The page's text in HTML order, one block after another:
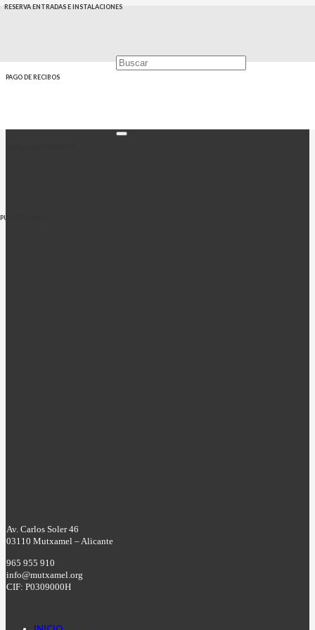
RESERVA ENTRADAS E INSTALACIONES
PAGO DE RECIBOS
PUNTO EMPLEO
Av. Carlos Soler 46
03110 Mutxamel – Alicante
965 955 910
info@mutxamel.org
CIF: P0309000H